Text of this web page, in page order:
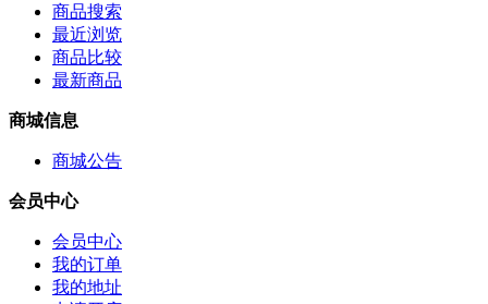
商品搜索
最近浏览
商品比较
最新商品
商城信息
商城公告
会员中心
会员中心
我的订单
我的地址